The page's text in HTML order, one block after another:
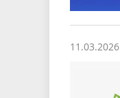
11.03.2026